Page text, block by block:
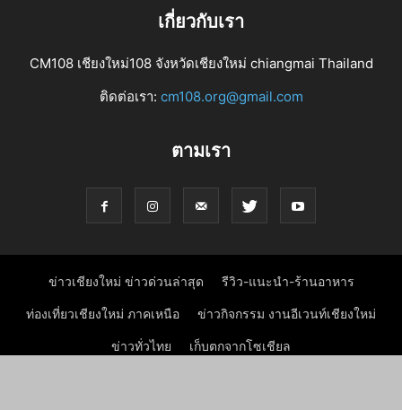
เกี่ยวกับเรา
CM108 เชียงใหม่108 จังหวัดเชียงใหม่ chiangmai Thailand
ติดต่อเรา: cm108.org@gmail.com
ตามเรา
ข่าวเชียงใหม่ ข่าวด่วนล่าสุด รีวิว-แนะนำ-ร้านอาหาร
ท่องเที่ยวเชียงใหม่ ภาคเหนือ ข่าวกิจกรรม งานอีเวนท์เชียงใหม่
ข่าวทั่วไทย เก็บตกจากโซเชียล